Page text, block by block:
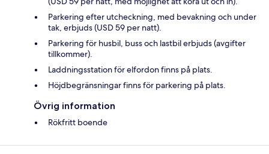
Parkering efter utcheckning, med bevakning och under
tak, erbjuds (USD 59 per natt).
Parkering för husbil, buss och lastbil erbjuds (avgifter
tillkommer).
Laddningsstation för elfordon finns på plats.
Höjdbegränsningar finns för parkering på plats.
Övrig information
Rökfritt boende